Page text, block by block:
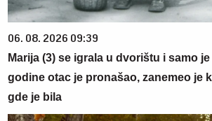
06. 08. 2026 09:39
Marija (3) se igrala u dvorištu i samo
godine otac je pronašao, zanemeo je
gde je bila